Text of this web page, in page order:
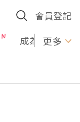
會員登記
成為U更多